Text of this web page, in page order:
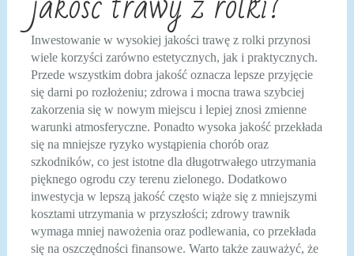
Inwestowanie w wysokiej jakości trawę z rolki przynosi
wiele korzyści zarówno estetycznych, jak i praktycznych.
Przede wszystkim dobra jakość oznacza lepsze przyjęcie
się darni po rozłożeniu; zdrowa i mocna trawa szybciej
zakorzenia się w nowym miejscu i lepiej znosi zmienne
warunki atmosferyczne. Ponadto wysoka jakość przekłada
się na mniejsze ryzyko wystąpienia chorób oraz
szkodników, co jest istotne dla długotrwałego utrzymania
pięknego ogrodu czy terenu zielonego. Dodatkowo
inwestycja w lepszą jakość często wiąże się z mniejszymi
kosztami utrzymania w przyszłości; zdrowy trawnik
wymaga mniej nawożenia oraz podlewania, co przekłada
się na oszczędności finansowe. Warto także zauważyć, że